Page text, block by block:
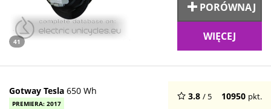
41
PORÓWNAJ
WIĘCEJ
Gotway Tesla 650 Wh
PREMIERA: 2017
3.8 / 5 10950 pkt.